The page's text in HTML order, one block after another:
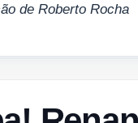
de Roberto Rocha